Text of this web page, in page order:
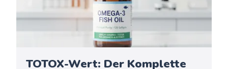
TOTOX-Wert: Der Komplette